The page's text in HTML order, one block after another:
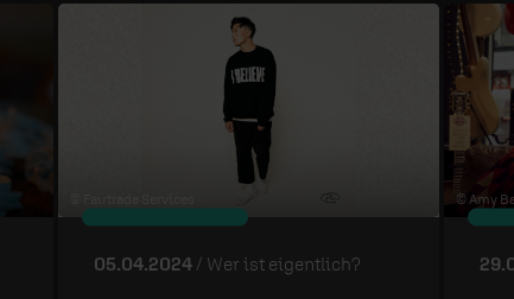
05.04.2024 / Wer ist eigentlich?
© Amy